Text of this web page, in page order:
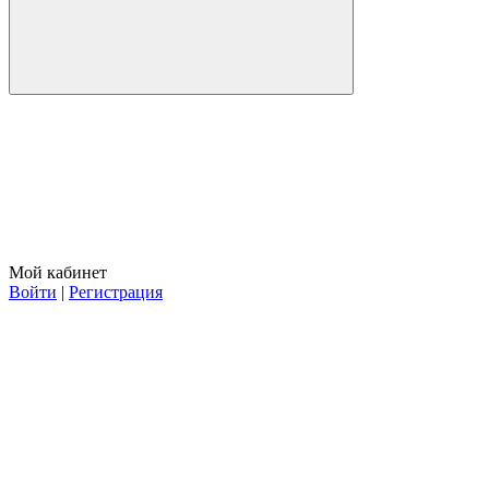
Мой кабинет
Войти | Регистрация